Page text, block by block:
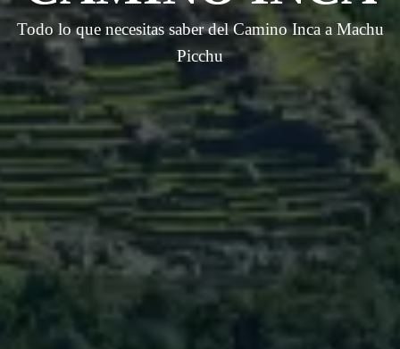
Todo lo que necesitas saber del Camino Inca a Machu
Picchu